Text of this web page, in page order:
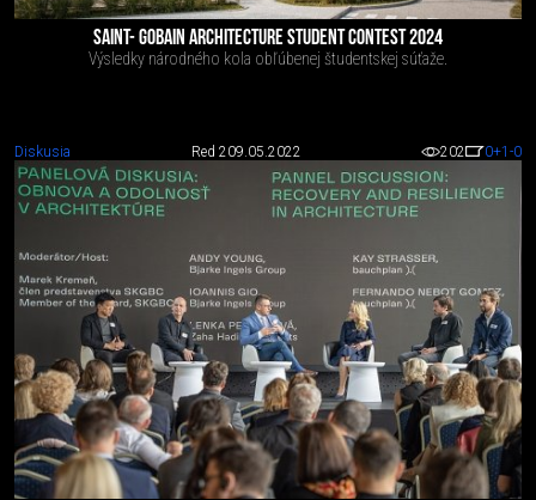
SAINT- GOBAIN ARCHITECTURE STUDENT CONTEST 2024
Výsledky národného kola obľúbenej študentskej súťaže.
Diskusia Red 209.05.2022 202 0+1 -0